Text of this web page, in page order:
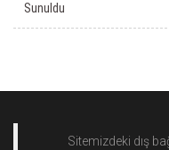
Sunuldu
Sitemizdeki dış